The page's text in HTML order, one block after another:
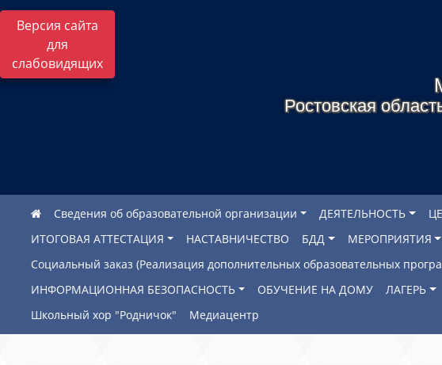
Версия сайта
для
слабовидящих
Ростовская
Сведения об образовательной организации ДЕЯТЕЛЬНОСТЬ
ИТОГОВАЯ АТТЕСТАЦИЯ
НАСТАВНИЧЕСТВО БДД МЕРОПРИЯТИЯ
Социальный заказ (Реализация дополнительных образовательных
ИНФОРМАЦИОННАЯ БЕЗОПАСНОСТЬ
ОБУЧЕНИЕ НА ДОМУ ЛАГЕРЬ
Школьный хор "Родничок"
Медиацентр